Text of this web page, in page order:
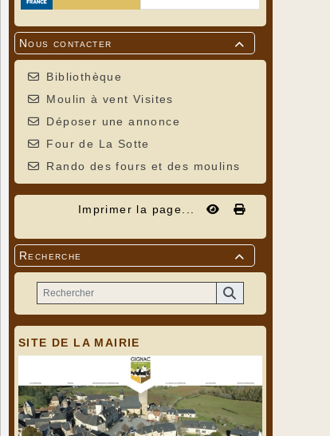

Nous contacter
Bibliothèque
Moulin à vent Visites
Déposer une annonce
Four de La Sotte
Rando des fours et des moulins
Imprimer la page...

Recherche
SITE DE LA MAIRIE